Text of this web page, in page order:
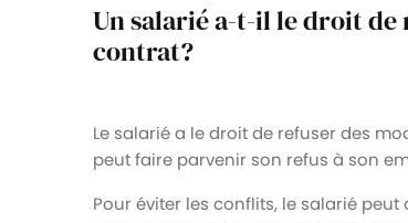
Un salarié a-t-il le droit de
contrat?
Le salarié a le droit de refuser des
peut faire parvenir son refus à son
Pour éviter les conflits, le salarié